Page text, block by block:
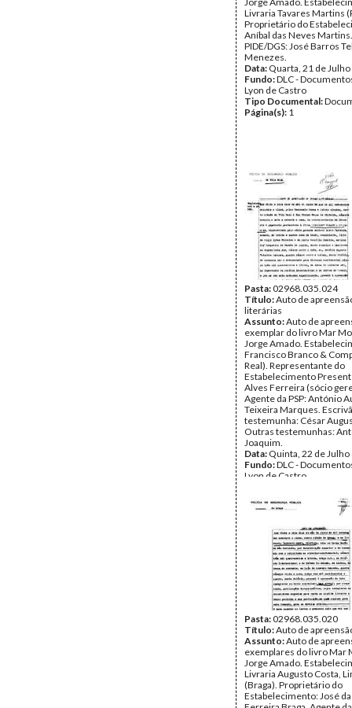
Livraria Tavares Martins
Proprietário do
Aníbal das Neves
PIDE/DGS: José Barros
Menezes.
Data: Quarta, 21 de
Fundo:DLC -
Lyon de Castro
Tipo Documental:
Página(s): 1
Pasta:02968.035.024
Título:Auto de
literárias
Assunto:Auto de
exemplar do livro Mar
Jorge Amado.
Francisco Branco &
Real). Representante do
Estabelecimento
Alves Ferreira (sócio
Agente da PSP: António
Teixeira Marques.
testemunha: César
Outras testemunhas:
Joaquim.
Data: Quinta, 22 de
Fundo:DLC -
Lyon de Castro
Pasta:02968.035.020
Título:Auto de
Assunto:Auto de
exemplares do livro Mar
Jorge Amado.
Livraria Augusto Costa,
(Braga). Proprietário do
Estabelecimento: José